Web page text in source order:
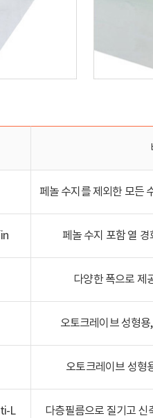
페놀 수지를 제외한 모든
페놀 수지 포함 열
다양한 폭으로 제
오토크레이브 성형
오토크레이브 성형
L 다층필름으로 질기고 신